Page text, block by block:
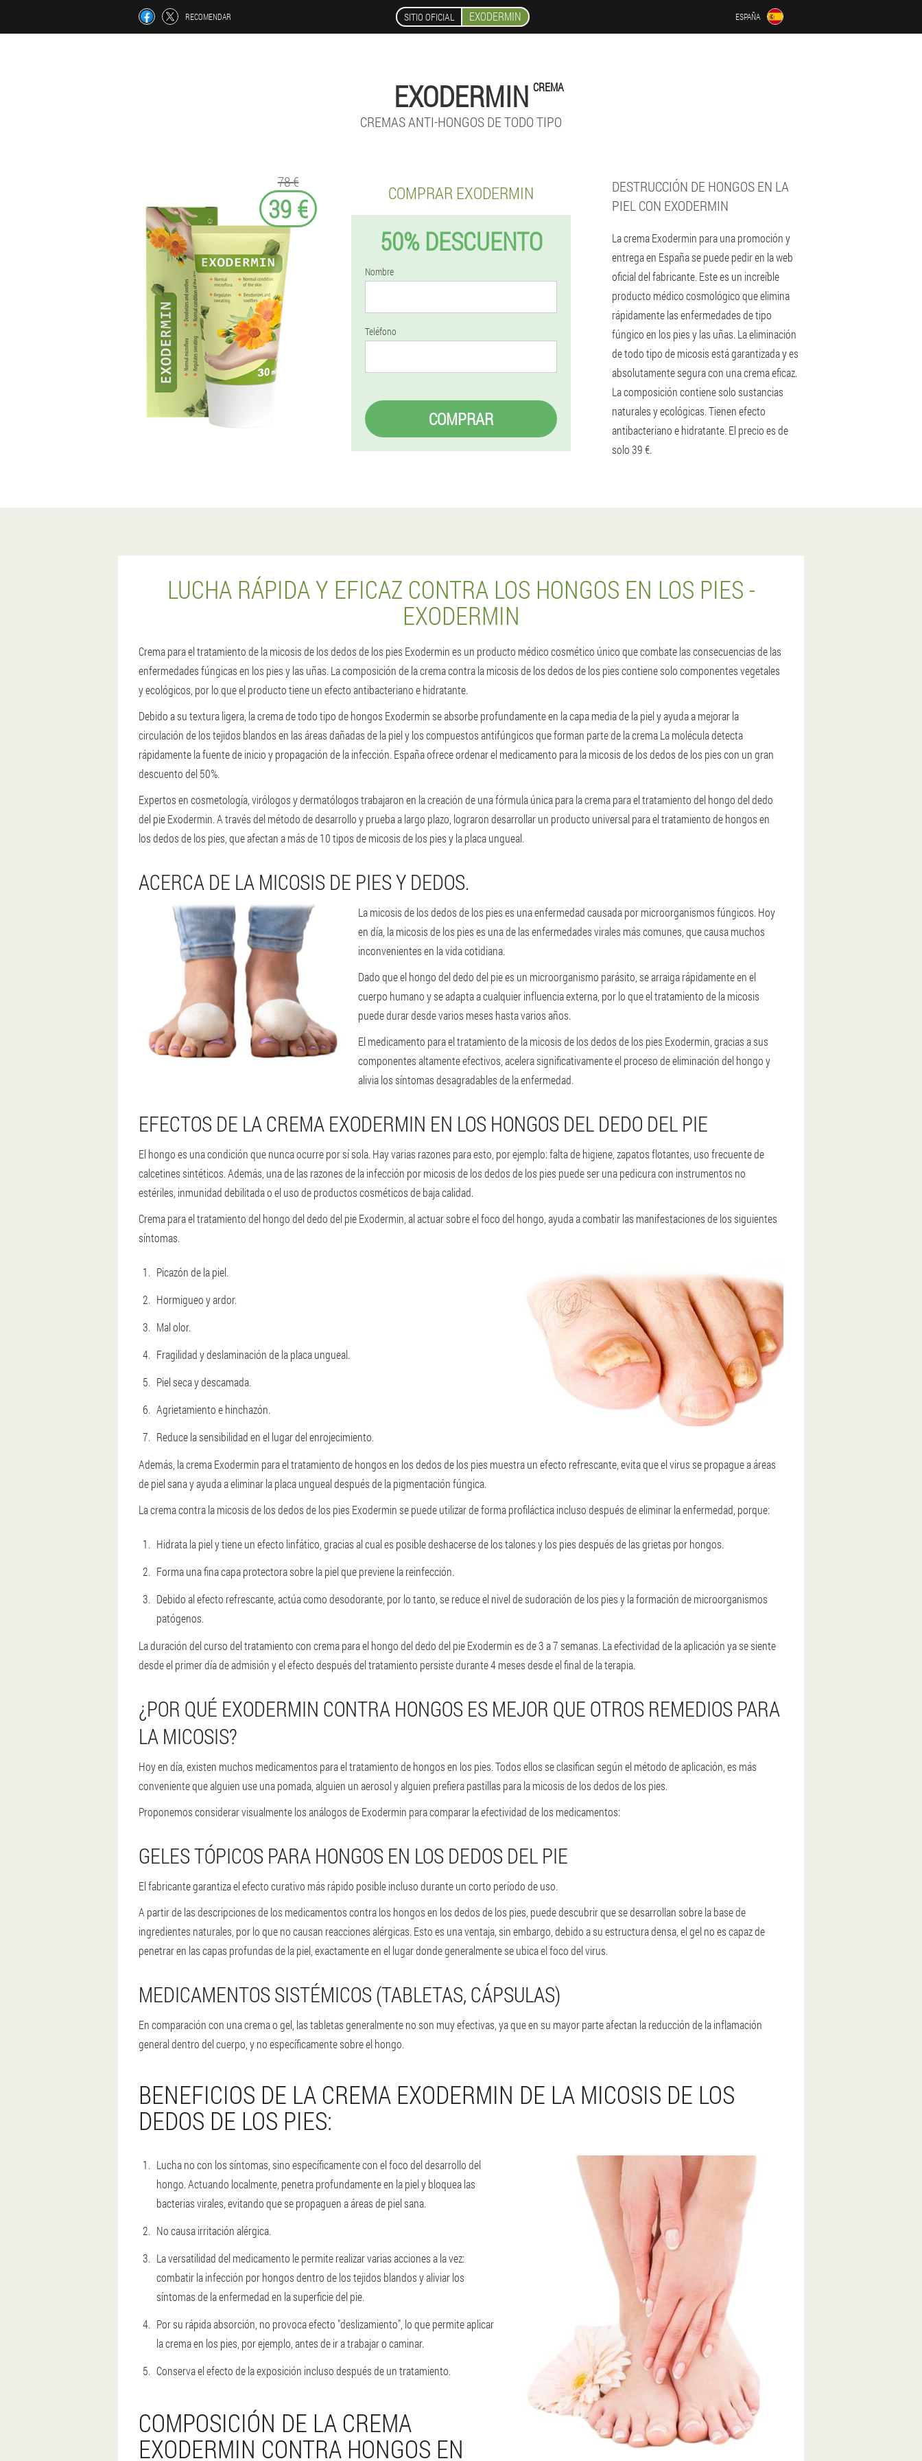
RECOMENDAR SITIO OFICIAL EXODERMIN ESPAÑA
EXODERMIN CREMA
CREMAS ANTI-HONGOS DE TODO TIPO
78 €
39 € COMPRAR EXODERMIN
50% DESCUENTO
Nombre
Teléfono
COMPRAR
DESTRUCCIÓN DE HONGOS EN LA
PIEL CON EXODERMIN
La crema Exodermin para una promoción y
entrega en España se puede pedir en la web
oficial del fabricante. Este es un increíble
producto médico cosmológico que elimina
rápidamente las enfermedades de tipo
fúngico en los pies y las uñas. La eliminación
de todo tipo de micosis está garantizada y es
absolutamente segura con una crema eficaz.
La composición contiene solo sustancias
naturales y ecológicas. Tienen efecto
antibacteriano e hidratante. El precio es de
solo 39 €.
LUCHA RÁPIDA Y EFICAZ CONTRA LOS HONGOS EN LOS PIES -
EXODERMIN
Crema para el tratamiento de la micosis de los dedos de los pies Exodermin es un producto médico cosmético único que combate las consecuencias de las
enfermedades fúngicas en los pies y las uñas. La composición de la crema contra la micosis de los dedos de los pies contiene solo componentes vegetales
y ecológicos, por lo que el producto tiene un efecto antibacteriano e hidratante.
Debido a su textura ligera, la crema de todo tipo de hongos Exodermin se absorbe profundamente en la capa media de la piel y ayuda a mejorar la
circulación de los tejidos blandos en las áreas dañadas de la piel y los compuestos antifúngicos que forman parte de la crema La molécula detecta
rápidamente la fuente de inicio y propagación de la infección. España ofrece ordenar el medicamento para la micosis de los dedos de los pies con un gran
descuento del 50%.
Expertos en cosmetología, virólogos y dermatólogos trabajaron en la creación de una fórmula única para la crema para el tratamiento del hongo del dedo
del pie Exodermin. A través del método de desarrollo y prueba a largo plazo, lograron desarrollar un producto universal para el tratamiento de hongos en
los dedos de los pies, que afectan a más de 10 tipos de micosis de los pies y la placa ungueal.
ACERCA DE LA MICOSIS DE PIES Y DEDOS.
La micosis de los dedos de los pies es una enfermedad causada por microorganismos fúngicos. Hoy
en día, la micosis de los pies es una de las enfermedades virales más comunes, que causa muchos
inconvenientes en la vida cotidiana.
Dado que el hongo del dedo del pie es un microorganismo parásito, se arraiga rápidamente en el
cuerpo humano y se adapta a cualquier influencia externa, por lo que el tratamiento de la micosis
puede durar desde varios meses hasta varios años.
El medicamento para el tratamiento de la micosis de los dedos de los pies Exodermin, gracias a sus
componentes altamente efectivos, acelera significativamente el proceso de eliminación del hongo y
alivia los síntomas desagradables de la enfermedad.
EFECTOS DE LA CREMA EXODERMIN EN LOS HONGOS DEL DEDO DEL PIE
El hongo es una condición que nunca ocurre por sí sola. Hay varias razones para esto, por ejemplo: falta de higiene, zapatos flotantes, uso frecuente de
calcetines sintéticos. Además, una de las razones de la infección por micosis de los dedos de los pies puede ser una pedicura con instrumentos no
estériles, inmunidad debilitada o el uso de productos cosméticos de baja calidad.
Crema para el tratamiento del hongo del dedo del pie Exodermin, al actuar sobre el foco del hongo, ayuda a combatir las manifestaciones de los siguientes
síntomas.
Picazón de la piel.
Hormigueo y ardor.
Mal olor.
Fragilidad y deslaminación de la placa ungueal.
Piel seca y descamada.
Agrietamiento e hinchazón.
Reduce la sensibilidad en el lugar del enrojecimiento.
Además, la crema Exodermin para el tratamiento de hongos en los dedos de los pies muestra un efecto refrescante, evita que el virus se propague a áreas
de piel sana y ayuda a eliminar la placa ungueal después de la pigmentación fúngica.
La crema contra la micosis de los dedos de los pies Exodermin se puede utilizar de forma profiláctica incluso después de eliminar la enfermedad, porque:
Hidrata la piel y tiene un efecto linfático, gracias al cual es posible deshacerse de los talones y los pies después de las grietas por hongos.
Forma una fina capa protectora sobre la piel que previene la reinfección.
Debido al efecto refrescante, actúa como desodorante, por lo tanto, se reduce el nivel de sudoración de los pies y la formación de microorganismos
patógenos.
La duración del curso del tratamiento con crema para el hongo del dedo del pie Exodermin es de 3 a 7 semanas. La efectividad de la aplicación ya se siente
desde el primer día de admisión y el efecto después del tratamiento persiste durante 4 meses desde el final de la terapia.
¿POR QUÉ EXODERMIN CONTRA HONGOS ES MEJOR QUE OTROS REMEDIOS PARA
LA MICOSIS?
Hoy en día, existen muchos medicamentos para el tratamiento de hongos en los pies. Todos ellos se clasifican según el método de aplicación, es más
conveniente que alguien use una pomada, alguien un aerosol y alguien prefiera pastillas para la micosis de los dedos de los pies.
Proponemos considerar visualmente los análogos de Exodermin para comparar la efectividad de los medicamentos:
GELES TÓPICOS PARA HONGOS EN LOS DEDOS DEL PIE
El fabricante garantiza el efecto curativo más rápido posible incluso durante un corto período de uso.
A partir de las descripciones de los medicamentos contra los hongos en los dedos de los pies, puede descubrir que se desarrollan sobre la base de
ingredientes naturales, por lo que no causan reacciones alérgicas. Esto es una ventaja, sin embargo, debido a su estructura densa, el gel no es capaz de
penetrar en las capas profundas de la piel, exactamente en el lugar donde generalmente se ubica el foco del virus.
MEDICAMENTOS SISTÉMICOS (TABLETAS, CÁPSULAS)
En comparación con una crema o gel, las tabletas generalmente no son muy efectivas, ya que en su mayor parte afectan la reducción de la inflamación
general dentro del cuerpo, y no específicamente sobre el hongo.
BENEFICIOS DE LA CREMA EXODERMIN DE LA MICOSIS DE LOS
DEDOS DE LOS PIES:
Lucha no con los síntomas, sino específicamente con el foco del desarrollo del
hongo. Actuando localmente, penetra profundamente en la piel y bloquea las
bacterias virales, evitando que se propaguen a áreas de piel sana.
No causa irritación alérgica.
La versatilidad del medicamento le permite realizar varias acciones a la vez:
combatir la infección por hongos dentro de los tejidos blandos y aliviar los
síntomas de la enfermedad en la superficie del pie.
Por su rápida absorción, no provoca efecto "deslizamiento", lo que permite aplicar
la crema en los pies, por ejemplo, antes de ir a trabajar o caminar.
Conserva el efecto de la exposición incluso después de un tratamiento.
COMPOSICIÓN DE LA CREMA
EXODERMIN CONTRA HONGOS EN